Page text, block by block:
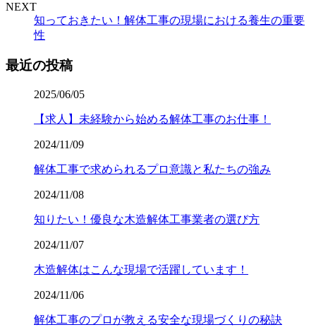
NEXT
知っておきたい！解体工事の現場における養生の重要
性
最近の投稿
2025/06/05
【求人】未経験から始める解体工事のお仕事！
2024/11/09
解体工事で求められるプロ意識と私たちの強み
2024/11/08
知りたい！優良な木造解体工事業者の選び方
2024/11/07
木造解体はこんな現場で活躍しています！
2024/11/06
解体工事のプロが教える安全な現場づくりの秘訣